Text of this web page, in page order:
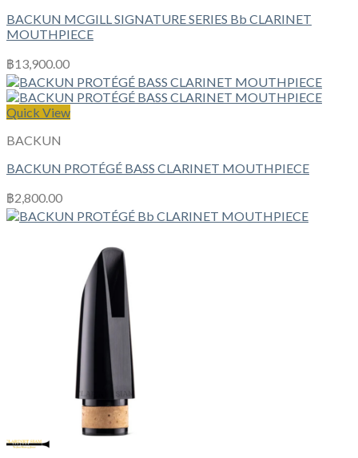
BACKUN MCGILL SIGNATURE SERIES Bb CLARINET
MOUTHPIECE
฿13,900.00
Quick View
BACKUN
BACKUN PROTÉGÉ BASS CLARINET MOUTHPIECE
฿2,800.00